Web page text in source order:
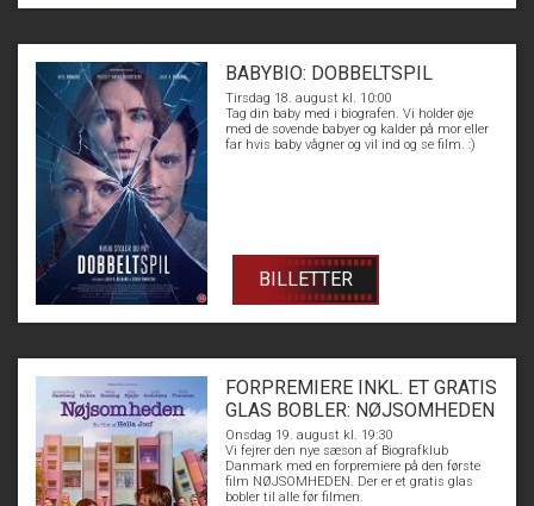
BABYBIO: DOBBELTSPIL
Tirsdag 18. august kl. 10:00
Tag din baby med i biografen. Vi holder øje
med de sovende babyer og kalder på mor eller
far hvis baby vågner og vil ind og se film. :)
BILLETTER
FORPREMIERE INKL. ET GRATIS
GLAS BOBLER: NØJSOMHEDEN
Onsdag 19. august kl. 19:30
Vi fejrer den nye sæson af Biografklub
Danmark med en forpremiere på den første
film NØJSOMHEDEN. Der er et gratis glas
bobler til alle før filmen.